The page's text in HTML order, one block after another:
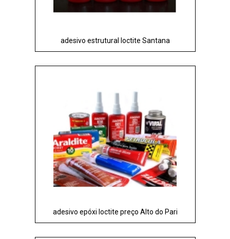
adesivo estrutural loctite Santana
adesivo epóxi loctite preço Alto do Pari